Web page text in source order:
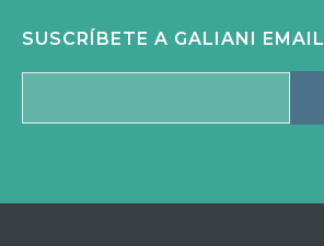
SUSCRÍBETE A GALIANI EMAIL